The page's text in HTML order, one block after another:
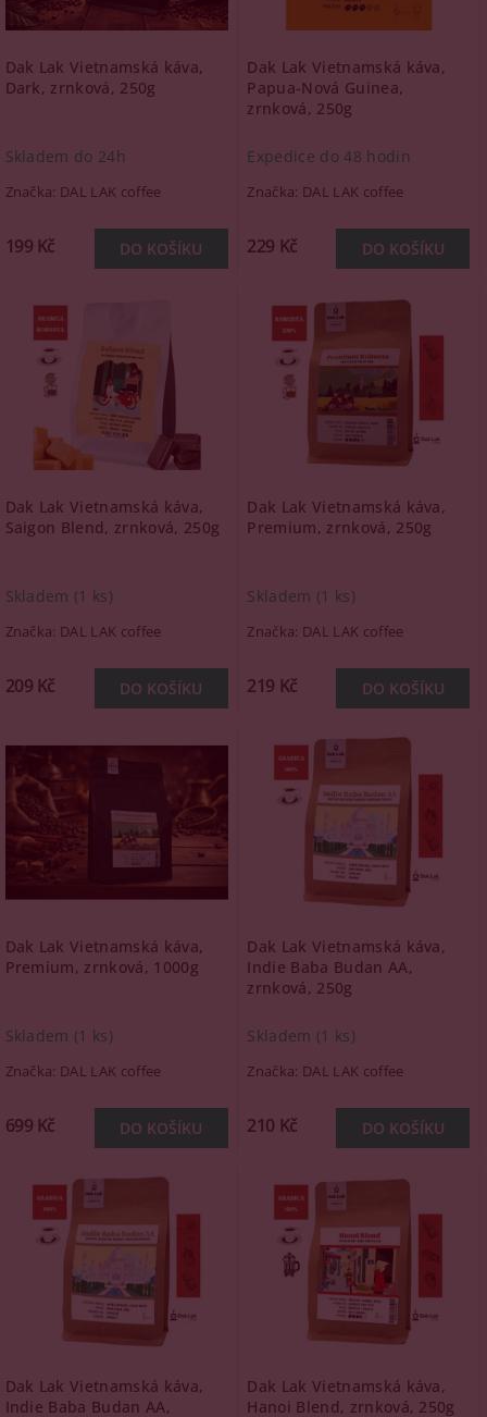
Dak Lak Vietnamská káva,
Dark, zrnková, 250g
Skladem do 24h
Značka: DAL LAK coffee
199 Kč
Dak Lak Vietnamská káva,
Papua-Nová Guinea,
zrnková, 250g
Expedice do 48 hodin
Značka: DAL LAK coffee
229 Kč
Dak Lak Vietnamská káva,
Saigon Blend, zrnková, 250g
Skladem (1 ks)
Značka: DAL LAK coffee
209 Kč
Dak Lak Vietnamská káva,
Premium, zrnková, 250g
Skladem (1 ks)
Značka: DAL LAK coffee
219 Kč
Dak Lak Vietnamská káva,
Premium, zrnková, 1000g
Skladem (1 ks)
Značka: DAL LAK coffee
699 Kč
Dak Lak Vietnamská káva,
Indie Baba Budan AA,
zrnková, 250g
Skladem (1 ks)
Značka: DAL LAK coffee
210 Kč
Dak Lak Vietnamská káva,
Indie Baba Budan AA,
Dak Lak Vietnamská káva,
Hanoi Blend, zrnková, 250g